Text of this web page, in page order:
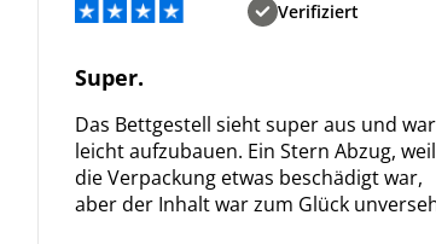
Verifiziert
Super.
Das Bettgestell sieht super aus und war
leicht aufzubauen. Ein Stern Abzug, weil
die Verpackung etwas beschädigt war,
aber der Inhalt war zum Glück